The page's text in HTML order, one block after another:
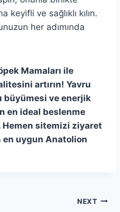
keyifli ve sağlıklı kılın.
her adımında
Mamaları ile
artırın! Yavru
büyümesi ve enerjik
en ideal beslenme
sitemizi ziyaret
uygun Anatolion
NEXT